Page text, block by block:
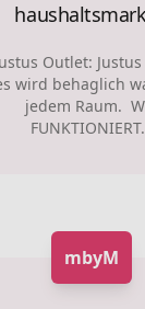
Outlet:
wird behaglich
jedem Raum.
mbyM